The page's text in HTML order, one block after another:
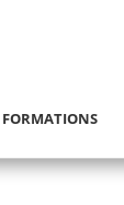
FORMATIONS